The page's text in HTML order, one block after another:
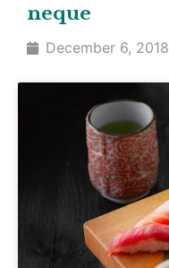
neque
December 6, 2018